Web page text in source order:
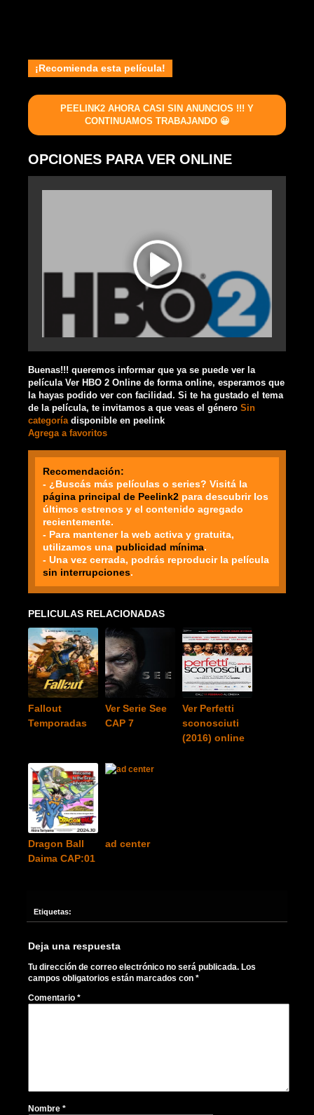
¡Recomienda esta película!
PEELINK2 AHORA CASI SIN ANUNCIOS !!! Y
CONTINUAMOS TRABAJANDO 😀
OPCIONES PARA VER ONLINE
Buenas!!! queremos informar que ya se puede ver la
película Ver HBO 2 Online de forma online, esperamos que
la hayas podido ver con facilidad. Si te ha gustado el tema
de la película, te invitamos a que veas el género Sin
categoría disponible en peelink
Agrega a favoritos
Recomendación:
- ¿Buscás más películas o series? Visitá la
página principal de Peelink2 para descubrir los
últimos estrenos y el contenido agregado
recientemente.
- Para mantener la web activa y gratuita,
utilizamos una publicidad mínima.
- Una vez cerrada, podrás reproducir la película
sin interrupciones.
PELICULAS RELACIONADAS
Fallout
Temporadas
Ver Serie See
CAP 7
Ver Perfetti
sconosciuti
(2016) online
Dragon Ball
Daima CAP:01
ad center
Etiquetas:
Deja una respuesta
Tu dirección de correo electrónico no será publicada. Los
campos obligatorios están marcados con *
Comentario *
Nombre *